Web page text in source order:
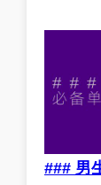
### 男